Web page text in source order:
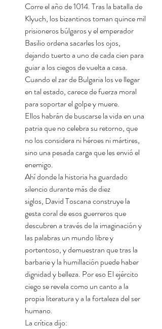
Corre el año de 1014. Tras la batalla de
Klyuch, los bizantinos toman quince mil
prisioneros búlgaros y el emperador
Basilio ordena sacarles los ojos,
dejando tuerto a uno de cada cien para
guiar a los ciegos de vuelta a casa.
Cuando el zar de Bulgaria los ve llegar
en tal estado, carece de fuerza moral
para soportar el golpe y muere.
Ellos habrán de buscarse la vida en una
patria que no celebra su retorno, que
no los considera ni héroes ni mártires,
sino una pesada carga que les envió el
enemigo.
Ahí donde la historia ha guardado
silencio durante más de diez
siglos, David Toscana construye la
gesta coral de esos guerreros que
descubren a través de la imaginación y
las palabras un mundo libre y
portentoso, y demuestran que tras la
barbarie y la humillación puede haber
dignidad y belleza. Por eso El ejército
ciego se revela como un canto a la
propia literatura y a la fortaleza del ser
humano.
La crítica dijo: